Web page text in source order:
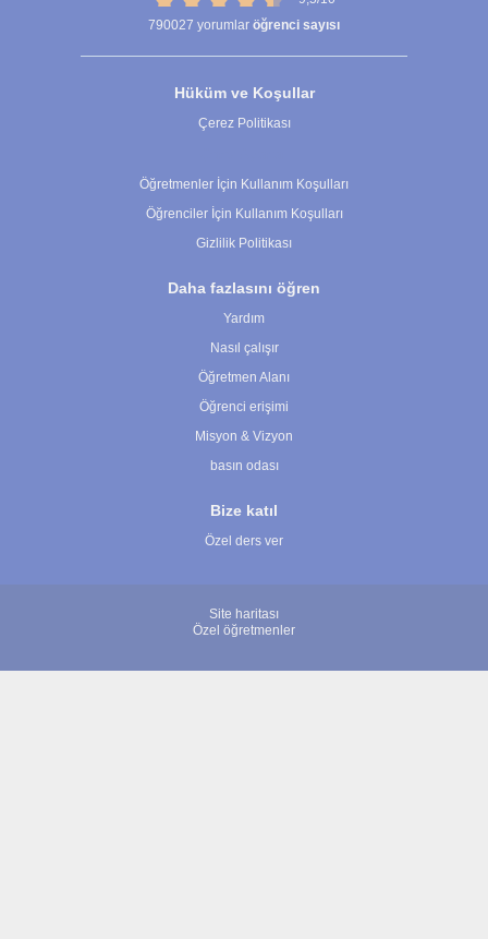
790027 yorumlar öğrenci sayısı
Hüküm ve Koşullar
Çerez Politikası
Öğretmenler İçin Kullanım Koşulları
Öğrenciler İçin Kullanım Koşulları
Gizlilik Politikası
Daha fazlasını öğren
Yardım
Nasıl çalışır
Öğretmen Alanı
Öğrenci erişimi
Misyon & Vizyon
basın odası
Bize katıl
Özel ders ver
Site haritası
Özel öğretmenler